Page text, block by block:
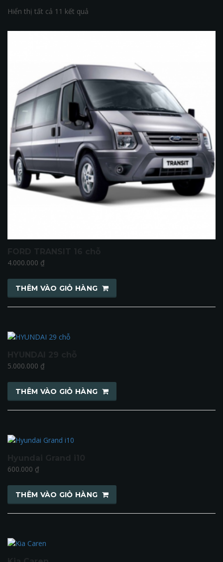
Hiển thị tất cả 11 kết quả
4.000.000 ₫
THÊM VÀO GIỎ HÀNG
5.000.000 ₫
THÊM VÀO GIỎ HÀNG
600.000 ₫
THÊM VÀO GIỎ HÀNG